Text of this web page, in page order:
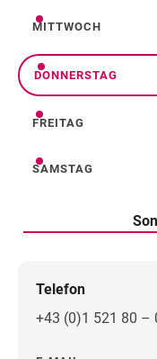
Mittwoch
MITTWOCH
Donnerstag
DONNERSTAG
Freitag
FREITAG
Samstag
SAMSTAG
Telefon
+43 (0)1 521 80 –